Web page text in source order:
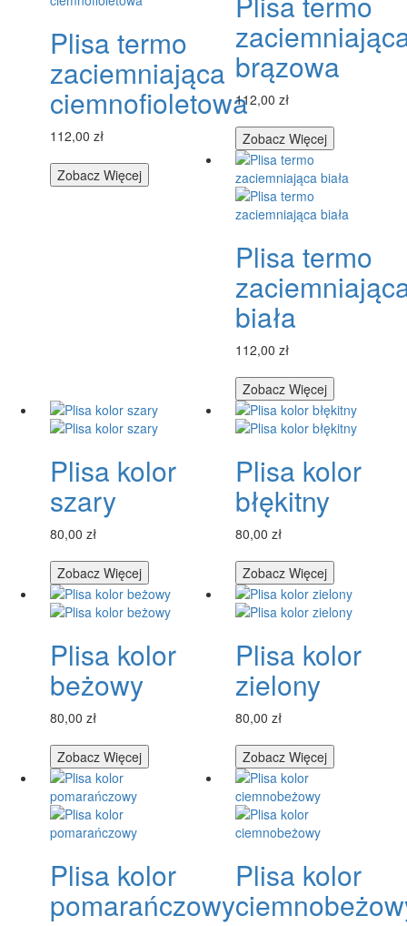
Plisa termo
zaciemniająca
ciemnofioletowa
112,00 zł
Zobacz Więcej
brązowa
112,00 zł
Zobacz Więcej
Plisa termo
biała
112,00 zł
Zobacz Więcej
Plisa kolor
szary
80,00 zł
Zobacz Więcej
Plisa kolor
błękitny
80,00 zł
Zobacz Więcej
Plisa kolor
beżowy
80,00 zł
Zobacz Więcej
Plisa kolor
zielony
80,00 zł
Zobacz Więcej
Plisa kolor
pomarańczowy
Plisa kolor